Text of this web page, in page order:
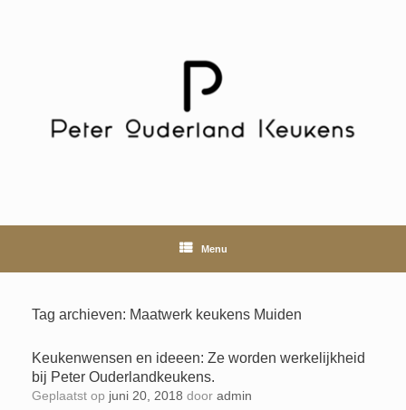
Menu
Tag archieven: Maatwerk keukens Muiden
Keukenwensen en ideeen: Ze worden werkelijkheid
bij Peter Ouderlandkeukens.
Geplaatst op juni 20, 2018 door admin